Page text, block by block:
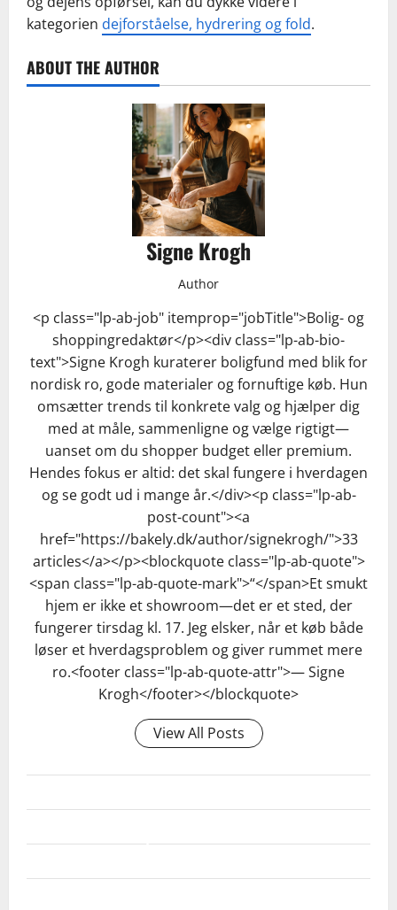
kategorien dejforståelse, hydrering og fold.
ABOUT THE AUTHOR
Signe Krogh
Author
<p class="lp-ab-job" itemprop="jobTitle">Bolig- og
shoppingredaktør</p><div class="lp-ab-bio-
text">Signe Krogh kuraterer boligfund med blik for
nordisk ro, gode materialer og fornuftige køb. Hun
omsætter trends til konkrete valg og hjælper dig
med at måle, sammenligne og vælge rigtigt—
uanset om du shopper budget eller premium.
Hendes fokus er altid: det skal fungere i hverdagen
og se godt ud i mange år.</div><p class="lp-ab-
post-count"><a
href="https://bakely.dk/author/signekrogh/">33
articles</a></p><blockquote class="lp-ab-quote">
<span class="lp-ab-quote-mark">“</span>Et smukt
hjem er ikke et showroom—det er et sted, der
fungerer tirsdag kl. 17. Jeg elsker, når et køb både
løser et hverdagsproblem og giver rummet mere
ro.<footer class="lp-ab-quote-attr">— Signe
Krogh</footer></blockquote>
View All Posts
færdige ved cirka 96-98 °C, berigede brød (med smør/
paletkniv langs kanterne og varm bunden kort i ovnen